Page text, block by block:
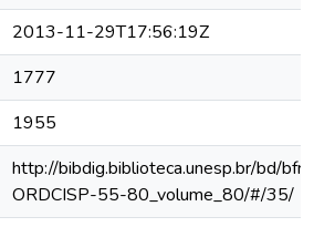
2013-11-29T17:56:19Z
1777
1955
http://bibdig.biblioteca.unesp.br/bd/
ORDCISP-55-80_volume_80/#/35/